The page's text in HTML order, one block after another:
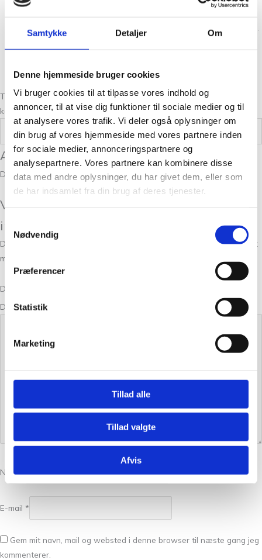
Samtykke Detaljer Om
Denne hjemmeside bruger cookies
Vi bruger cookies til at tilpasse vores indhold og
annoncer, til at vise dig funktioner til sociale medier og til
at analysere vores trafik. Vi deler også oplysninger om
din brug af vores hjemmeside med vores partnere inden
for sociale medier, annonceringspartnere og
analysepartnere. Vores partnere kan kombinere disse
data med andre oplysninger, du har givet dem, eller som
de har indsamlet fra din brug af deres tjenester.
Nødvendig
Præferencer
Statistik
Marketing
Tillad alle
Tillad valgte
Afvis
Hvert farvefelt kræver sin egen lille garnnøgle eller garnbobbin.
gentagende mønstre).
Teknikken minder på mange måder om at “male med garn”, fordi man
kan lave billeder og grafiske motiver i strik.
Vægt 0,5 kg
Anmeldelser
Der er endnu ikke nogle anmeldelser.
Vær den første til at anmelde “Fruktig
intarsia til barn”
Din e-mailadresse vil ikke blive publiceret.
Krævede felter er markeret
med
Din bedømmelse
Din anmeldelse
Navn*
E-mail *
Gem mit navn, mail og websted i denne browser til næste gang jeg
kommenterer.